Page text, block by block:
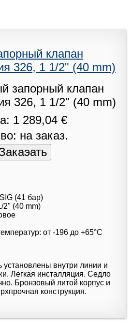
клапан
326, 1 1/2" (40 mm)
1 289,04 €
на заказ.
(41 бар)
2" (40 mm)
от -196 до +65°С
установлены внутри линии и
Легкая инсталляция. Седло
Бронзовый литой корпус и
конструкция.